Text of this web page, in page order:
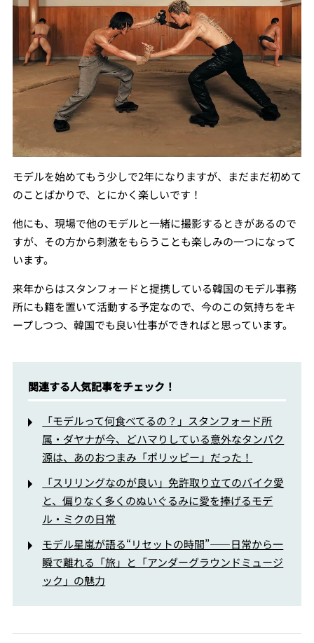
モデルを始めてもう少しで2年になりますが、まだまだ初めて
のことばかりで、とにかく楽しいです！
他にも、現場で他のモデルと一緒に撮影するときがあるので
すが、その方から刺激をもらうことも楽しみの一つになって
います。
来年からはスタンフォードと提携している韓国のモデル事務
所にも籍を置いて活動する予定なので、今のこの気持ちをキ
ープしつつ、韓国でも良い仕事ができればと思っています。
関連する人気記事をチェック！
「モデルって何食べてるの？」スタンフォード所
属・ダヤナが今、どハマりしている意外なタンパク
源は、あのおつまみ「ポリッピー」だった！
「スリリングなのが良い」免許取り立てのバイク愛
と、偏りなく多くのぬいぐるみに愛を捧げるモデ
ル・ミクの日常
モデル星嵐が語る“リセットの時間”――日常から一
瞬で離れる「旅」と「アンダーグラウンドミュージ
ック」の魅力